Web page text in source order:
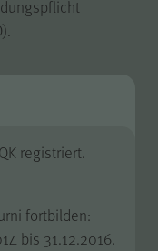
registriert.
fortbilden:
bis 31.12.2016.
bei jedem
erfolgen muss.
über Matomo